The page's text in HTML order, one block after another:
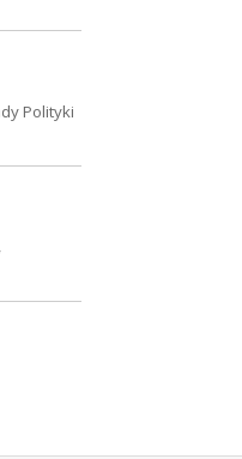
Polityki